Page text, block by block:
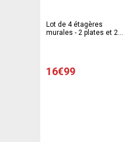
Lot de 4 étagères
murales - 2 plates et 2
16€99